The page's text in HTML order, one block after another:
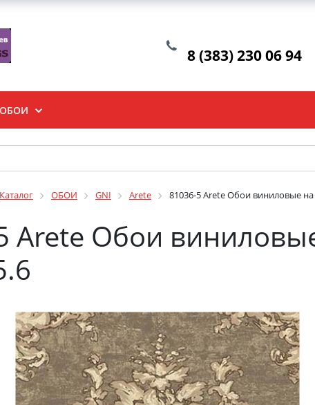
8 (383) 230 06 94
ОБОИ
Каталог ОБОИ GNI Arete 81036-5 Arete Обои виниловые
Arete Обои